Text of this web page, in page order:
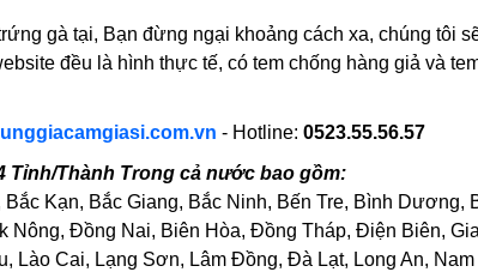
gà tại, Bạn đừng ngại khoảng cách xa, chúng tôi
đều là hình thực tế, có tem chống hàng giả và
- Hotline: 0523.55.56.57
Tỉnh/Thành Trong cả nước bao gồm:
Kạn, Bắc Giang, Bắc Ninh, Bến Tre, Bình
Đồng Nai, Biên Hòa, Đồng Tháp, Điện Biên,
Lào Cai, Lạng Sơn, Lâm Đồng, Đà Lạt, Long An,